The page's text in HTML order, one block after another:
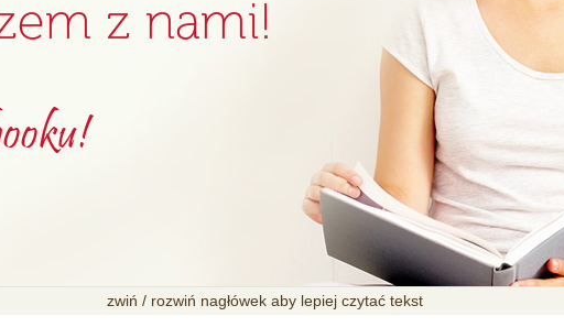
zwiń / rozwiń nagłówek aby lepiej czytać tekst